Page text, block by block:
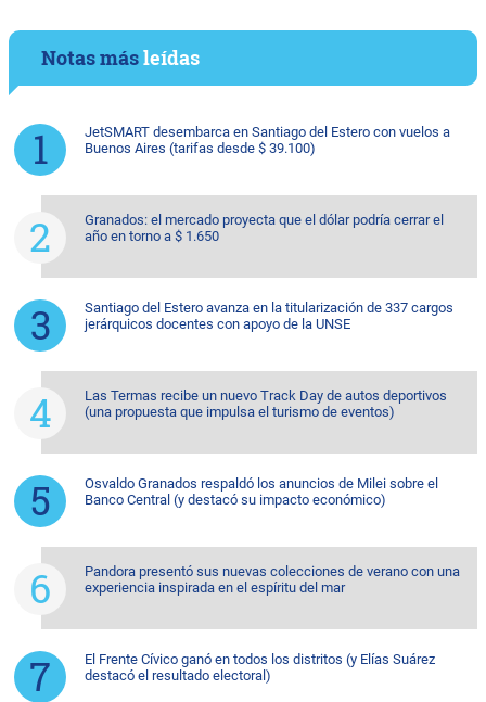
Notas másleídas
JetSMART desembarca en Santiago del Estero con vuelos a
Buenos Aires (tarifas desde $ 39.100)
Granados: el mercado proyecta que el dólar podría cerrar el
año en torno a $ 1.650
Santiago del Estero avanza en la titularización de 337 cargos
jerárquicos docentes con apoyo de la UNSE
Las Termas recibe un nuevo Track Day de autos deportivos
(una propuesta que impulsa el turismo de eventos)
Osvaldo Granados respaldó los anuncios de Milei sobre el
Banco Central (y destacó su impacto económico)
Pandora presentó sus nuevas colecciones de verano con una
experiencia inspirada en el espíritu del mar
El Frente Cívico ganó en todos los distritos (y Elías Suárez
destacó el resultado electoral)